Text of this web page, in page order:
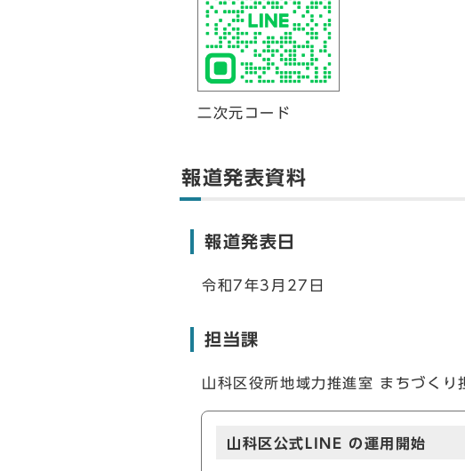
二次元コード
報道発表資料
報道発表日
令和7年3月27日
担当課
山科区役所地域力推進室 まちづく
山科区公式LINE の運用開始